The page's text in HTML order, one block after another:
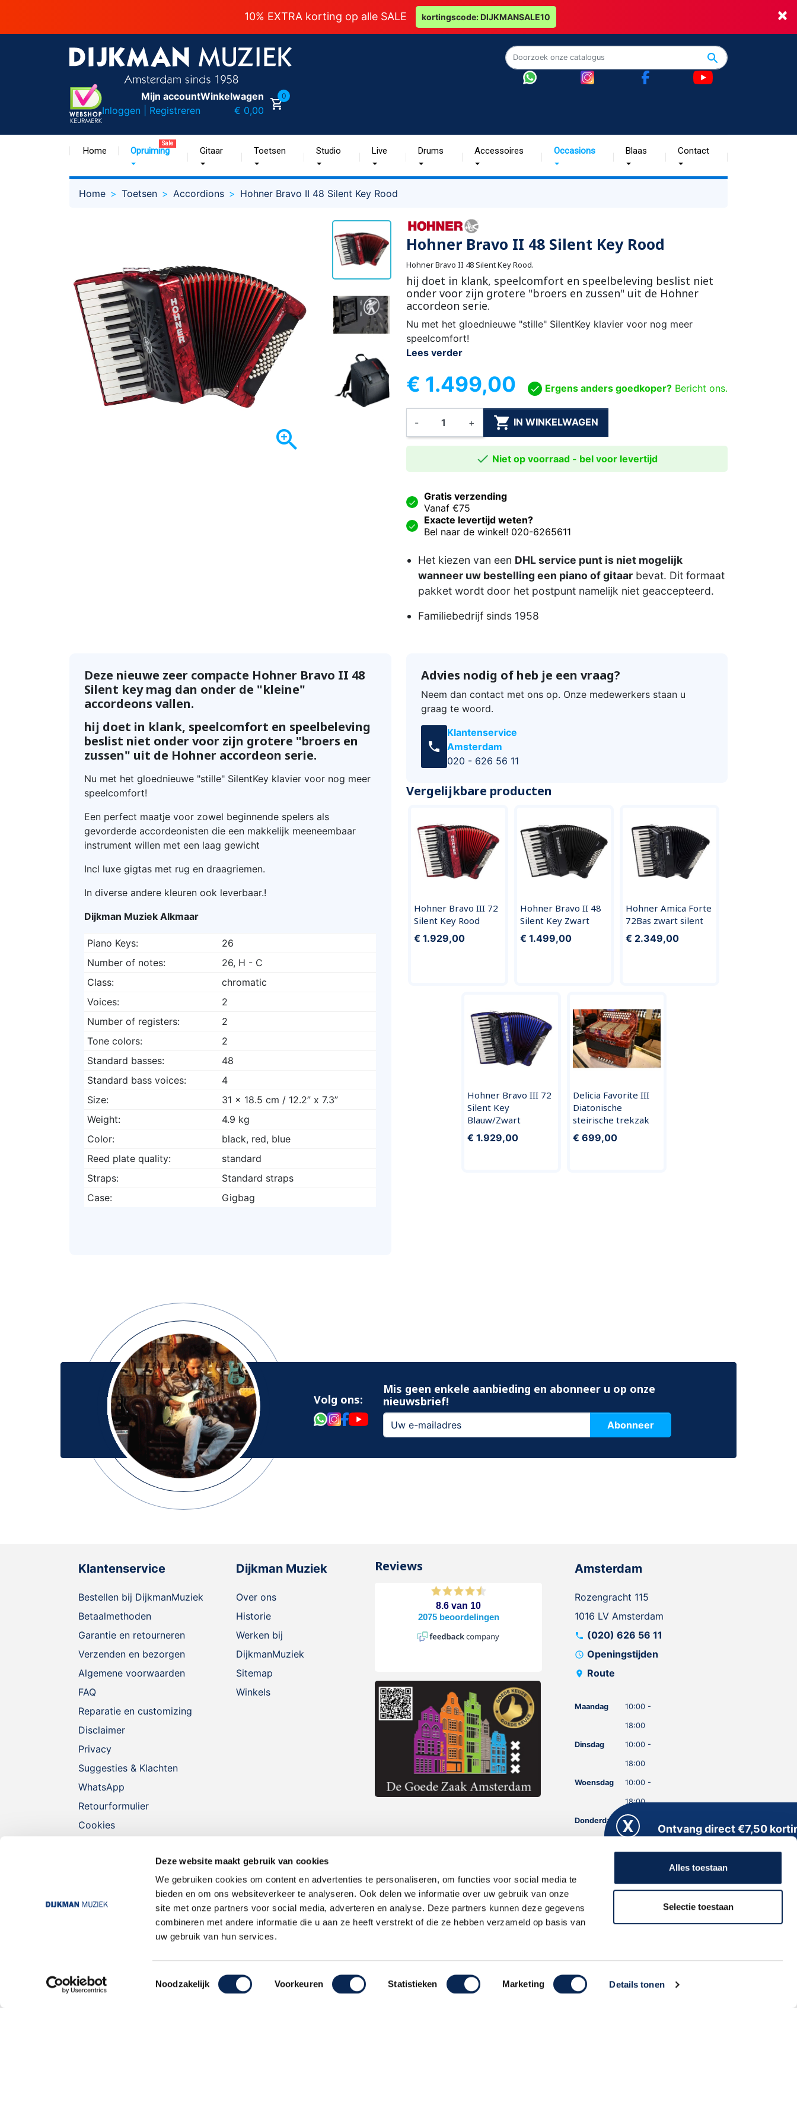
Deze website maakt gebruik van cookies
We gebruiken cookies om content en advertenties te personaliseren, om functies voor social media te
bieden en om ons websiteverkeer te analyseren. Ook delen we informatie over uw gebruik van onze
site met onze partners voor social media, adverteren en analyse. Deze partners kunnen deze gegevens
combineren met andere informatie die u aan ze heeft verstrekt of die ze hebben verzameld op basis van
uw gebruik van hun services.
Toestemmingsselectie
Noodzakelijk Voorkeuren Statistieken Marketing Details tonen
Alles toestaan
Selectie toestaan
×
10% EXTRA korting op alle SALE kortingscode: DIJKMANSALE10
Mijn account
Inloggen | Registreren
Winkelwagen
€ 0,00
0
Home Opruiming
Sale
Gitaar Toetsen Studio Live Drums Accessoires Occasions Blaas Contact
Home Toetsen Accordions Hohner Bravo II 48 Silent Key Rood

Hohner Bravo II 48 Silent Key Rood
Hohner Bravo II 48 Silent Key Rood.
hij doet in klank, speelcomfort en speelbeleving beslist niet
onder voor zijn grotere "broers en zussen" uit de Hohner
accordeon serie.
Nu met het gloednieuwe "stille" SilentKey klavier voor nog meer
speelcomfort!
Lees verder
€ 1.499,00 Ergens anders goedkoper? Bericht ons.
- +  IN WINKELWAGEN
 Niet op voorraad - bel voor levertijd
Gratis verzending
Vanaf €75
Exacte levertijd weten?
Bel naar de winkel! 020-6265611
Het kiezen van een DHL service punt is niet mogelijk
wanneer uw bestelling een piano of gitaarbevat. Dit formaat
pakket wordt door het postpunt namelijk niet geaccepteerd.
Familiebedrijf sinds 1958
Deze nieuwe zeer compacte Hohner Bravo II 48
Silent key mag dan onder de "kleine"
accordeons vallen.
hij doet in klank, speelcomfort en speelbeleving
beslist niet onder voor zijn grotere "broers en
zussen" uit de Hohner accordeon serie.
Nu met het gloednieuwe "stille" SilentKey klavier voor nog meer
speelcomfort!
Een perfect maatje voor zowel beginnende spelers als
gevorderde accordeonisten die een makkelijk meeneembaar
instrument willen met een laag gewicht
Incl luxe gigtas met rug en draagriemen.
In diverse andere kleuren ook leverbaar.!
Dijkman Muziek Alkmaar
Piano Keys:
26
Number of notes:
26, H - C
Class:
chromatic
Voices:
2
Number of registers:
2
Tone colors:
2
Standard basses:
48
Standard bass voices:
4
Size:
31 x 18.5 cm / 12.2” x 7.3”
Weight:
4.9 kg
Color:
black, red, blue
Reed plate quality:
standard
Straps:
Standard straps
Case:
Gigbag
Advies nodig of heb je een vraag?
Neem dan contact met ons op. Onze medewerkers staan u
graag te woord.
call
Klantenservice
Amsterdam
020 - 626 56 11
Vergelijkbare producten
Hohner Bravo III 72
Silent Key Rood
€ 1.929,00
Hohner Bravo II 48
Silent Key Zwart
€ 1.499,00
Hohner Amica Forte
72Bas zwart silent
€ 2.349,00
Hohner Bravo III 72
Silent Key
Blauw/Zwart
€ 1.929,00
Delicia Favorite III
Diatonische
steirische trekzak
€ 699,00
Volg ons:
Mis geen enkele aanbieding en abonneer u op onze
nieuwsbrief!
Abonneer
Klantenservice
Bestellen bij DijkmanMuziek
Betaalmethoden
Garantie en retourneren
Verzenden en bezorgen
Algemene voorwaarden
FAQ
Reparatie en customizing
Disclaimer
Privacy
Suggesties & Klachten
WhatsApp
Retourformulier
Cookies
Bezorgen in andere landen
Externe Links
Dijkman Muziek
Over ons
Historie
Werken bij
DijkmanMuziek
Sitemap
Winkels
Reviews Amsterdam
Rozengracht 115
1016 LV Amsterdam
call (020) 626 56 11
schedule Openingstijden
location_on Route
Maandag 10:00 -
18:00
Dinsdag 10:00 -
18:00
Woensdag 10:00 -
18:00
Donderdag 10:00 -
18:00
Ontvang direct €7,50
Meld je aan voor onze nieuwsbrief en
direct een persoonlijke kortingscode